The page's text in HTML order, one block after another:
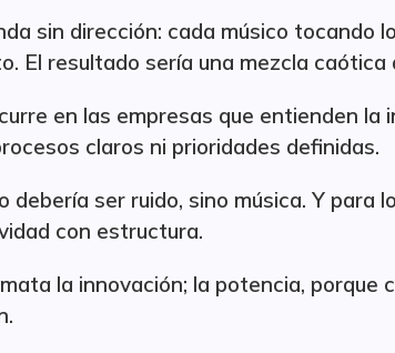
sin dirección: cada músico tocando
El resultado sería una mezcla caótica
en las empresas que entienden la
claros ni prioridades definidas.
debería ser ruido, sino música. Y para
con estructura.
la innovación; la potencia, porque